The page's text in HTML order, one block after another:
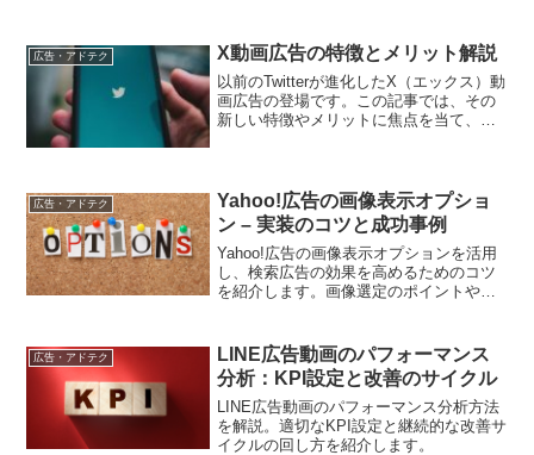
広告・アドテク X動画広告の特徴とメリット解説
以前のTwitterが進化したX（エックス）動
画広告の登場です。この記事では、その
新しい特徴やメリットに焦点を当て、デ
広告・アドテク
Yahoo!広告の画像表示オプショ
ン – 実装のコツと成功事例
Yahoo!広告の画像表示オプションを活用
し、検索広告の効果を高めるためのコツ
を紹介します。画像選定のポイントや、
ションを導入して成果を上げた企業の事
例も紹介。参考にして、自社の広告運用
に活かしてください。
広告・アドテク
LINE広告動画のパフォーマンス
分析：KPI設定と改善のサイクル
LINE広告動画のパフォーマンス分析方法
を解説。適切なKPI設定と継続的な改善サ
イクルの回し方を紹介します。